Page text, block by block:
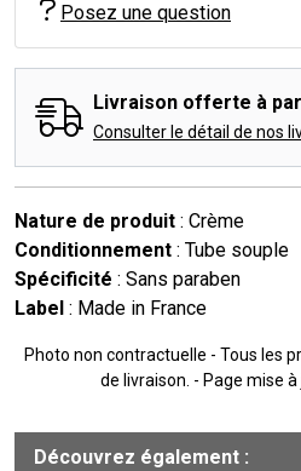
Posez une question
Livraison offerte à
Consulter le détail de nos
Nature de produit : Crème
Conditionnement : Tube souple
Spécificité : Sans paraben
Label : Made in France
Photo non contractuelle - Tous les
de livraison. - Page mise
Découvrez également :